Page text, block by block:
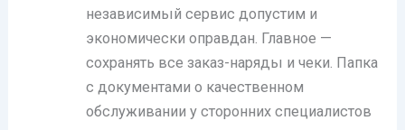
независимый сервис допустим и
экономически оправдан. Главное —
сохранять все заказ-наряды и чеки. Папка
с документами о качественном
обслуживании у сторонних специалистов